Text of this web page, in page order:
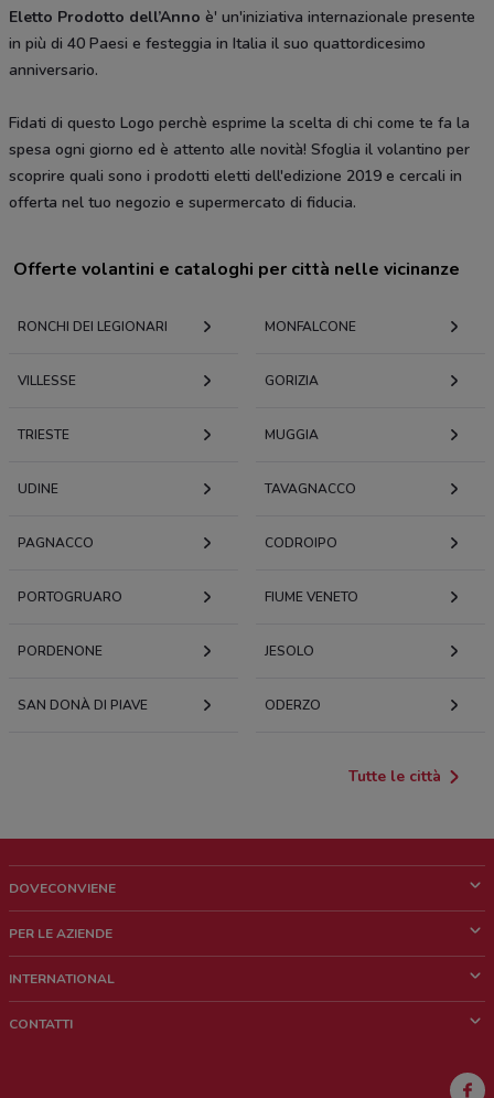
Eletto Prodotto dell’Anno è' un'iniziativa internazionale presente
in più di 40 Paesi e festeggia in Italia il suo quattordicesimo
anniversario.
Fidati di questo Logo perchè esprime la scelta di chi come te fa la
spesa ogni giorno ed è attento alle novità! Sfoglia il volantino per
scoprire quali sono i prodotti eletti dell'edizione 2019 e cercali in
offerta nel tuo negozio e supermercato di fiducia.
Offerte volantini e cataloghi per città nelle vicinanze
RONCHI DEI LEGIONARI MONFALCONE
VILLESSE GORIZIA
TRIESTE MUGGIA
UDINE TAVAGNACCO
PAGNACCO CODROIPO
PORTOGRUARO FIUME VENETO
PORDENONE JESOLO
SAN DONÀ DI PIAVE ODERZO
Tutte le città
DOVECONVIENE
Chi siamo
Lavora con noi
PER LE AZIENDE
Richieste commerciali e marketing
INTERNATIONAL
CONTATTI